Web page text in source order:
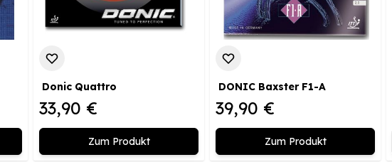
Donic Quattro
33,90 €
Zum Produkt
DONIC Baxster F1-A
39,90 €
Zum Produkt